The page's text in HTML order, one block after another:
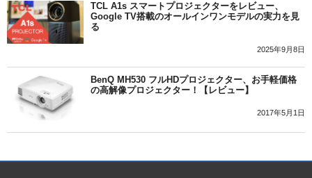
TCL A1s スマートプロジェクターをレビュー、
Google TV搭載のオールインワンモデルの実力を見
る
2025年9月8日
BenQ MH530 フルHDプロジェクター、お手軽価格
の高解像プロジェクター！【レビュー】
2017年5月1日